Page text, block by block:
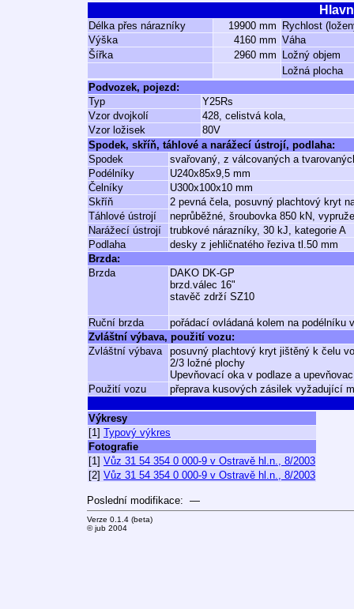
Délka přes nárazníky 19900 mm
Rychlost
Výška
4160 mm Váha
Šířka
2960 mm
Ložný objem
Ložná plocha
Podvozek, pojezd:
Typ
Y25Rs
Vzor dvojkolí
428, celistvá kola,
Vzor ložisek
80V
Spodek, skříň, táhlové a narážecí ústrojí, podlaha:
Spodek
svařovaný, z válcovaných a
Podélníky
U240x85x9,5 mm
Čelníky
U300x100x10 mm
Skříň
2 pevná čela, posuvný plachtový kryt
Táhlové ústrojí
neprůběžné, šroubovka 850 kN,
Narážecí ústrojí
trubkové nárazníky, 30 kJ, kategorie A
Podlaha
desky z jehličnatého řeziva tl.50 mm
Brzda:
Brzda
DAKO DK-GP
brzd.válec 16"
stavěč zdrží SZ10
Ruční brzda
pořádací ovládaná kolem na podélníku
Zvláštní výbava, použití vozu:
Zvláštní výbava
posuvný plachtový kryt jištěný k čelu
2/3 ložné plochy
Upevňovací oka v podlaze a
Použití vozu
přeprava kusových zásilek vyžadující
Výkresy
[1] Typový výkres
Fotografie
[1] Vůz 31 54 354 0 000-9 v Ostravě hl.n., 8/2003
[2] Vůz 31 54 354 0 000-9 v Ostravě hl.n., 8/2003
Poslední modifikace: —
Verze 0.1.4 (beta)
© jub 2004